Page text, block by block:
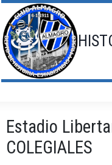
Saltar
al
contenido
Estadio
COLEGIALES